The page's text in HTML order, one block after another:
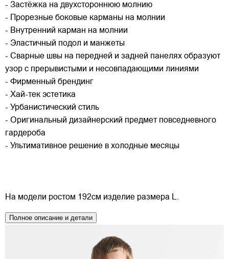
- Застёжка на двухстороннюю молнию
- Прорезные боковые карманы на молнии
- Внутренний карман на молнии
- Эластичный подол и манжеты
- Сварные швы на передней и задней панелях образуют
узор с прерывистыми и несовпадающими линиями
- Фирменный брендинг
- Хай-тек эстетика
- Урбанистический стиль
- Оригинальный дизайнерский предмет повседневного
гардероба
- Ультимативное решение в холодные месяцы
На модели ростом 192см изделие размера L.
Полное описание и детали